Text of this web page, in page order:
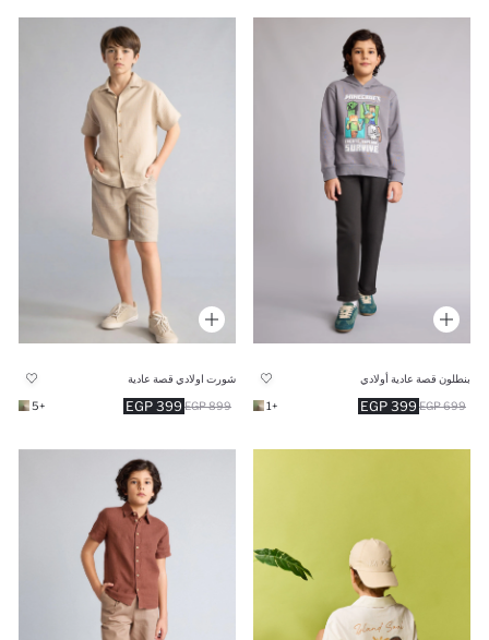
بنطلون قصة عادية أولادي
399 EGP 699 EGP
+1
شورت اولادي قصة عادية
399 EGP 899 EGP
+5